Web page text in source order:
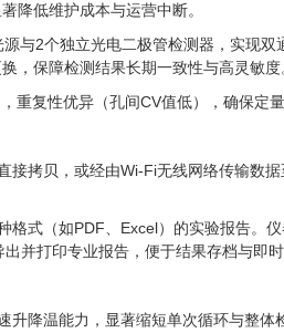
降低维护成本与运营中断。
与2个独立光电二极管检测器，实现
，保障检测结果长期一致性与高灵敏度
重复性优异（孔间CV值低），确保定
接拷贝，或经由Wi-Fi无线网络传输数
格式（如PDF、Excel）的实验报告。
并打印专业报告，便于结果存档与即时
降温能力，显著缩短单次循环与整体